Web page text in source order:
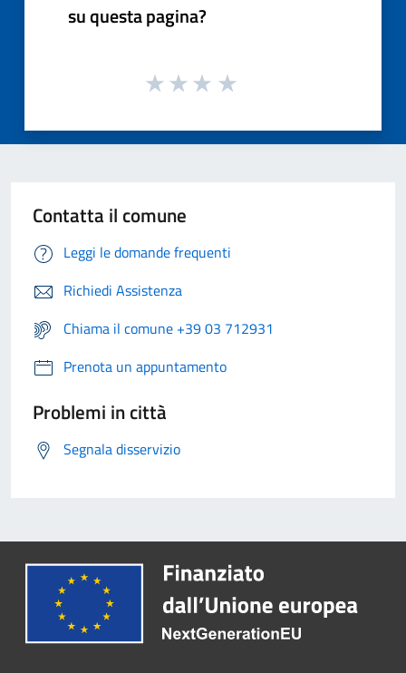
su questa pagina?
Contatta il comune
Leggi le domande frequenti
Richiedi Assistenza
Chiama il comune +39 03 712931
Prenota un appuntamento
Problemi in città
Segnala disservizio